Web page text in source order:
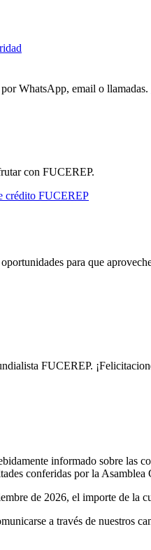
WhatsApp, email o llamadas.
con FUCEREP.
para que
FUCEREP.
informado sobre las
conferidas por la
de 2026, el importe de la
a través de nuestros